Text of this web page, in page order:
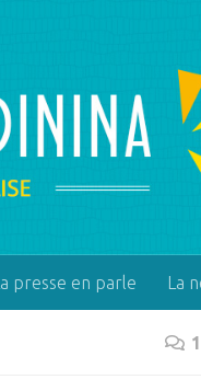
La presse en parle La